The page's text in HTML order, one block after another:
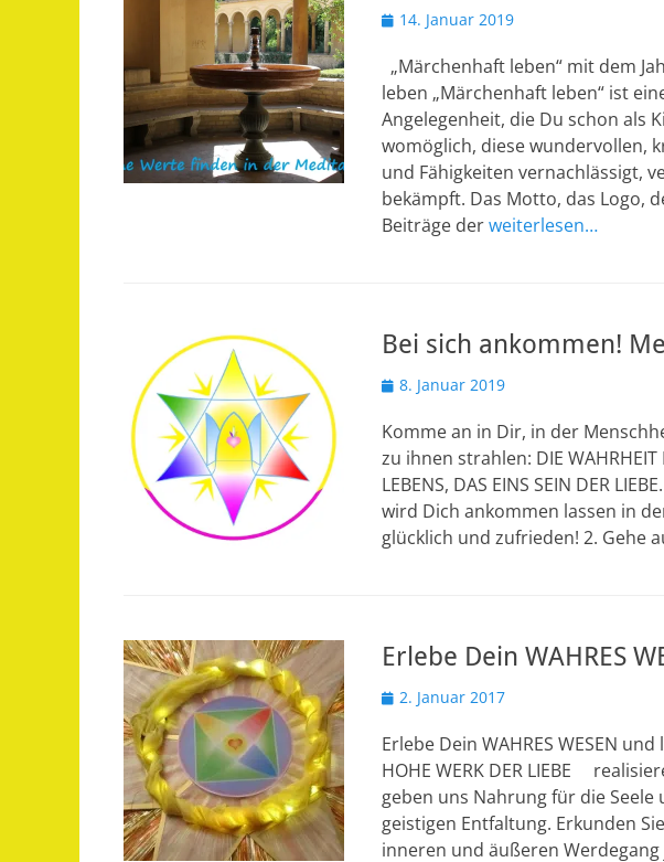
Veröffentlicht
14. Januar 2019
„Märchenhaft leben“ mit dem
leben „Märchenhaft leben“ ist
Angelegenheit, die Du schon als
womöglich, diese wundervollen,
und Fähigkeiten vernachlässigt,
bekämpft. Das Motto, das Logo,
Beiträge derweiterlesen…
Bei sich ankommen!
Veröffentlicht
8. Januar 2019
Komme an in Dir, in der
zu ihnen strahlen: DIE WAHRHEIT
LEBENS, DAS EINS SEIN DER
wird Dich ankommen lassen in
glücklich und zufrieden! 2. Gehe
Erlebe Dein WAHRES
Veröffentlicht
2. Januar 2017
Erlebe Dein WAHRES WESEN
HOHE WERK DER LIEBE
geben uns Nahrung für die
geistigen Entfaltung. Erkunden
inneren und äußeren